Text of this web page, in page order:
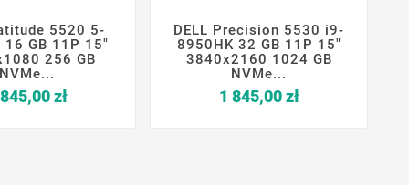
 
5520 5-
16 GB 11P 15"
256 GB
NVMe...
złCena
   
DELL Precision 5530 i9-
8950HK 32 GB 11P 15"
3840x2160 1024 GB
NVMe...
1 845,00 złCena